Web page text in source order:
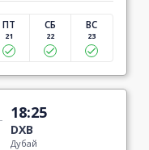
ПТ
21
СБ
22
ВС
23
18:25
DXB
Дубай